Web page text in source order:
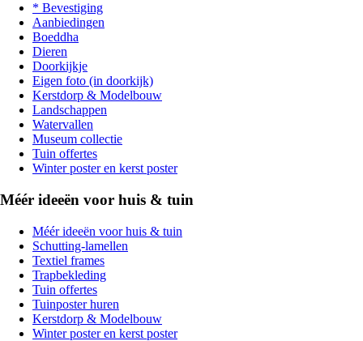
* Bevestiging
Aanbiedingen
Boeddha
Dieren
Doorkijkje
Eigen foto (in doorkijk)
Kerstdorp & Modelbouw
Landschappen
Watervallen
Museum collectie
Tuin offertes
Winter poster en kerst poster
Méér ideeën voor huis & tuin
Méér ideeën voor huis & tuin
Schutting-lamellen
Textiel frames
Trapbekleding
Tuin offertes
Tuinposter huren
Kerstdorp & Modelbouw
Winter poster en kerst poster